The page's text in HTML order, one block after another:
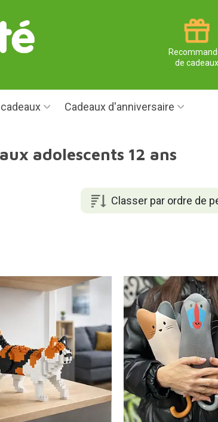
de cadeaux
Cadeaux d'anniversaire
adolescents 12 ans
Classer par ordre de